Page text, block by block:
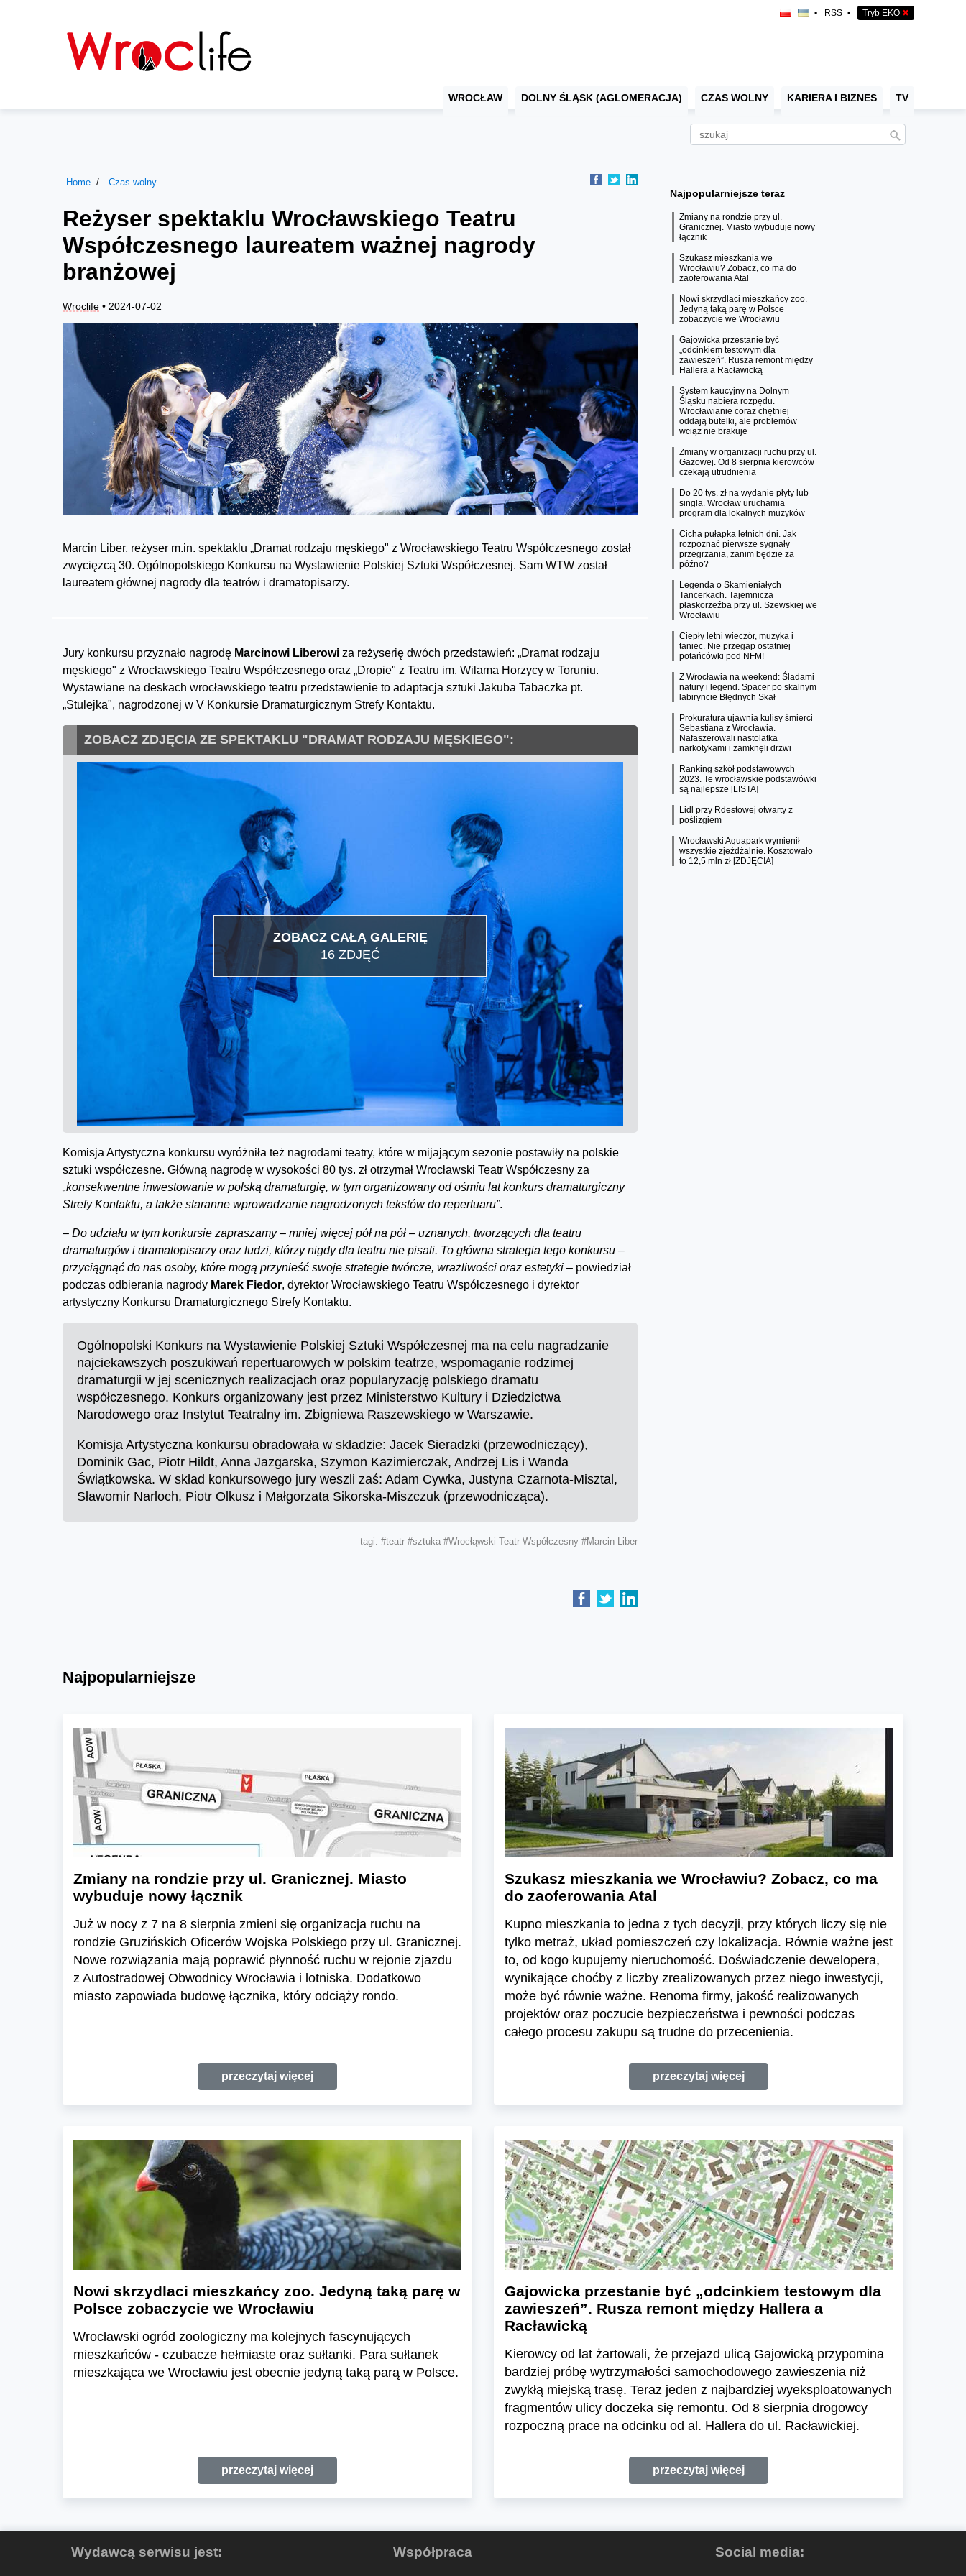
• RSS • Tryb EKO ✖
WROCŁAW DOLNY ŚLĄSK (AGLOMERACJA) CZAS WOLNY KARIERA I BIZNES TV
Home Czas wolny
Reżyser spektaklu Wrocławskiego Teatru
Współczesnego laureatem ważnej nagrody
branżowej
Wroclife • 2024-07-02
Marcin Liber, reżyser m.in. spektaklu „Dramat rodzaju męskiego" z Wrocławskiego Teatru Współczesnego został
zwycięzcą 30. Ogólnopolskiego Konkursu na Wystawienie Polskiej Sztuki Współczesnej. Sam WTW został
laureatem głównej nagrody dla teatrów i dramatopisarzy.
Jury konkursu przyznało nagrodę Marcinowi Liberowi za reżyserię dwóch przedstawień: „Dramat rodzaju
męskiego" z Wrocławskiego Teatru Współczesnego oraz „Dropie" z Teatru im. Wilama Horzycy w Toruniu.
Wystawiane na deskach wrocławskiego teatru przedstawienie to adaptacja sztuki Jakuba Tabaczka pt.
„Stulejka", nagrodzonej w V Konkursie Dramaturgicznym Strefy Kontaktu.
ZOBACZ ZDJĘCIA ZE SPEKTAKLU "DRAMAT RODZAJU MĘSKIEGO":
ZOBACZ CAŁĄ GALERIĘ
16 ZDJĘĆ
Komisja Artystyczna konkursu wyróżniła też nagrodami teatry, które w mijającym sezonie postawiły na polskie
sztuki współczesne. Główną nagrodę w wysokości 80 tys. zł otrzymał Wrocławski Teatr Współczesny za
„konsekwentne inwestowanie w polską dramaturgię, w tym organizowany od ośmiu lat konkurs dramaturgiczny
Strefy Kontaktu, a także staranne wprowadzanie nagrodzonych tekstów do repertuaru”.
– Do udziału w tym konkursie zapraszamy – mniej więcej pół na pół – uznanych, tworzących dla teatru
dramaturgów i dramatopisarzy oraz ludzi, którzy nigdy dla teatru nie pisali. To główna strategia tego konkursu –
przyciągnąć do nas osoby, które mogą przynieść swoje strategie twórcze, wrażliwości oraz estetyki – powiedział
podczas odbierania nagrody Marek Fiedor, dyrektor Wrocławskiego Teatru Współczesnego i dyrektor
artystyczny Konkursu Dramaturgicznego Strefy Kontaktu.
Ogólnopolski Konkurs na Wystawienie Polskiej Sztuki Współczesnej ma na celu nagradzanie
najciekawszych poszukiwań repertuarowych w polskim teatrze, wspomaganie rodzimej
dramaturgii w jej scenicznych realizacjach oraz popularyzację polskiego dramatu
współczesnego. Konkurs organizowany jest przez Ministerstwo Kultury i Dziedzictwa
Narodowego oraz Instytut Teatralny im. Zbigniewa Raszewskiego w Warszawie.
Komisja Artystyczna konkursu obradowała w składzie: Jacek Sieradzki (przewodniczący),
Dominik Gac, Piotr Hildt, Anna Jazgarska, Szymon Kazimierczak, Andrzej Lis i Wanda
Świątkowska. W skład konkursowego jury weszli zaś: Adam Cywka, Justyna Czarnota-Misztal,
Sławomir Narloch, Piotr Olkusz i Małgorzata Sikorska-Miszczuk (przewodnicząca).
tagi: #teatr #sztuka #Wrocłąwski Teatr Współczesny #Marcin Liber
Najpopularniejsze teraz
Zmiany na rondzie przy ul.
Granicznej. Miasto wybuduje nowy
łącznik
Szukasz mieszkania we
Wrocławiu? Zobacz, co ma do
zaoferowania Atal
Nowi skrzydlaci mieszkańcy zoo.
Jedyną taką parę w Polsce
zobaczycie we Wrocławiu
Gajowicka przestanie być
„odcinkiem testowym dla
zawieszeń”. Rusza remont między
Hallera a Racławicką
System kaucyjny na Dolnym
Śląsku nabiera rozpędu.
Wrocławianie coraz chętniej
oddają butelki, ale problemów
wciąż nie brakuje
Zmiany w organizacji ruchu przy ul.
Gazowej. Od 8 sierpnia kierowców
czekają utrudnienia
Do 20 tys. zł na wydanie płyty lub
singla. Wrocław uruchamia
program dla lokalnych muzyków
Cicha pułapka letnich dni. Jak
rozpoznać pierwsze sygnały
przegrzania, zanim będzie za
późno?
Legenda o Skamieniałych
Tancerkach. Tajemnicza
płaskorzeźba przy ul. Szewskiej we
Wrocławiu
Ciepły letni wieczór, muzyka i
taniec. Nie przegap ostatniej
potańcówki pod NFM!
Z Wrocławia na weekend: Śladami
natury i legend. Spacer po skalnym
labiryncie Błędnych Skał
Prokuratura ujawnia kulisy śmierci
Sebastiana z Wrocławia.
Nafaszerowali nastolatka
narkotykami i zamknęli drzwi
Ranking szkół podstawowych
2023. Te wrocławskie podstawówki
są najlepsze [LISTA]
Lidl przy Rdestowej otwarty z
poślizgiem
Wrocławski Aquapark wymienił
wszystkie zjeżdżalnie. Kosztowało
to 12,5 mln zł [ZDJĘCIA]
Najpopularniejsze
Zmiany na rondzie przy ul. Granicznej. Miasto
wybuduje nowy łącznik
Już w nocy z 7 na 8 sierpnia zmieni się organizacja ruchu na
rondzie Gruzińskich Oficerów Wojska Polskiego przy ul. Granicznej.
Nowe rozwiązania mają poprawić płynność ruchu w rejonie zjazdu
z Autostradowej Obwodnicy Wrocławia i lotniska. Dodatkowo
miasto zapowiada budowę łącznika, który odciąży rondo.
przeczytaj więcej
Szukasz mieszkania we Wrocławiu? Zobacz, co ma
do zaoferowania Atal
Kupno mieszkania to jedna z tych decyzji, przy których liczy się nie
tylko metraż, układ pomieszczeń czy lokalizacja. Równie ważne jest
to, od kogo kupujemy nieruchomość. Doświadczenie dewelopera,
wynikające choćby z liczby zrealizowanych przez niego inwestycji,
może być równie ważne. Renoma firmy, jakość realizowanych
projektów oraz poczucie bezpieczeństwa i pewności podczas
całego procesu zakupu są trudne do przecenienia.
przeczytaj więcej
Nowi skrzydlaci mieszkańcy zoo. Jedyną taką parę w
Polsce zobaczycie we Wrocławiu
Wrocławski ogród zoologiczny ma kolejnych fascynujących
mieszkańców - czubacze hełmiaste oraz sułtanki. Para sułtanek
mieszkająca we Wrocławiu jest obecnie jedyną taką parą w Polsce.
przeczytaj więcej
Gajowicka przestanie być „odcinkiem testowym dla
zawieszeń”. Rusza remont między Hallera a
Racławicką
Kierowcy od lat żartowali, że przejazd ulicą Gajowicką przypomina
bardziej próbę wytrzymałości samochodowego zawieszenia niż
zwykłą miejską trasę. Teraz jeden z najbardziej wyeksploatowanych
fragmentów ulicy doczeka się remontu. Od 8 sierpnia drogowcy
rozpoczną prace na odcinku od al. Hallera do ul. Racławickiej.
przeczytaj więcej
Wydawcą serwisu jest: Współpraca Social media: